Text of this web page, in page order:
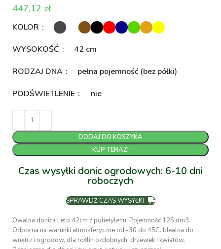
zł
KOLOR
WYSOKOŚĆ 42 cm
RODZAJ DNA pełna pojemność (bez półki)
PODŚWIETLENIE nie
DODAJ DO KOSZYKA
KUP TERAZ!
Czas wysyłki donic ogrodowych: 6-10 dni
roboczych
SPRAWDŹ CZAS WYSYŁKI
Owalna donica Leto 42cm z polietylenu. Pojemność 125 dm3.
Odporna na warunki atmosferyczne od -30 do 45C. Idealna do
wnętrz i ogrodów, dla roślin ozdobnych, drzewek i kwiatów.